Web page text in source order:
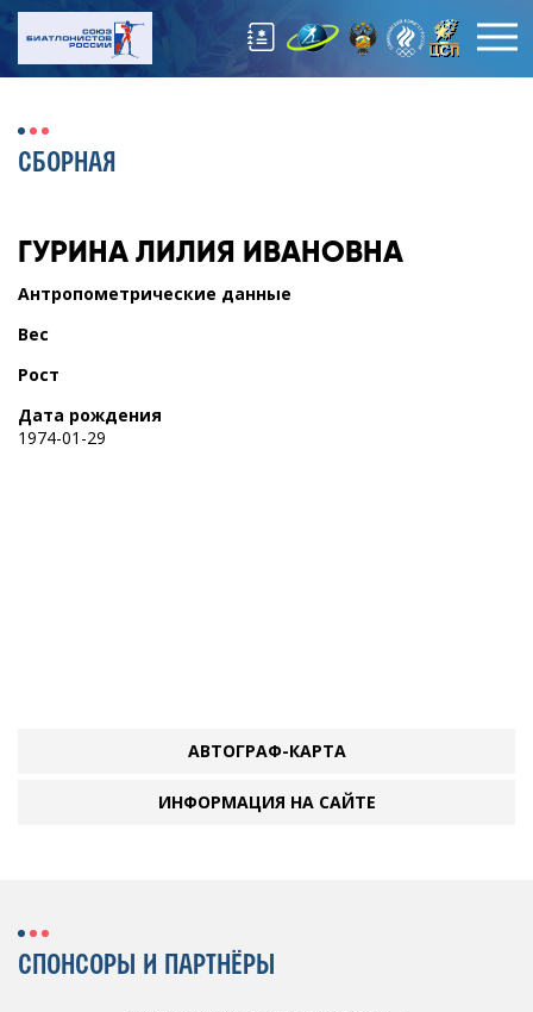
СБОРНАЯ
ГУРИНА ЛИЛИЯ ИВАНОВНА
Антропометрические данные
Вес
Рост
Дата рождения
1974-01-29
АВТОГРАФ-КАРТА
ИНФОРМАЦИЯ НА САЙТЕ
СПОНСОРЫ И ПАРТНЁРЫ